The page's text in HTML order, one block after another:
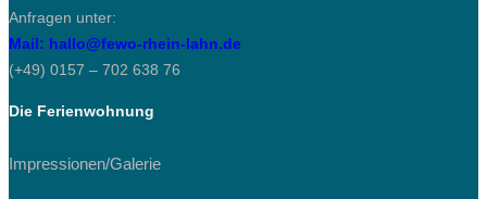
Anfragen unter:
Mail: hallo@fewo-rhein-lahn.de
(+49) 0157 – 702 638 76
Die Ferienwohnung
Impressionen/Galerie